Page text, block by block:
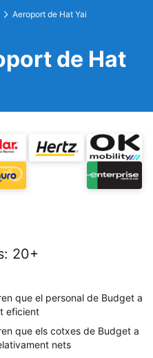
Aeroport de Hat Yai
de Hat
: 20+
que el personal de Budget a
eficient
que els cotxes de Budget a
nets